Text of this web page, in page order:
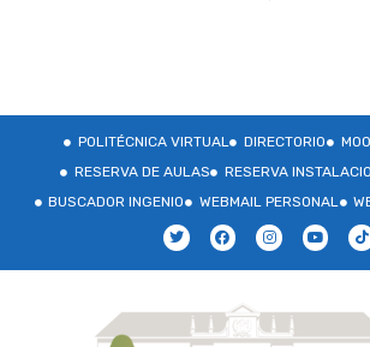
POLITÉCNICA VIRTUAL DIRECTORIO
RESERVA DE AULAS
RESERVA
BUSCADOR INGENIO
WEBMAIL PERSONAL